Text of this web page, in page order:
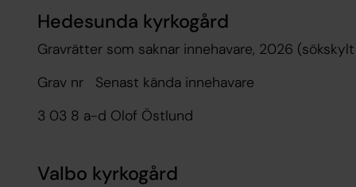
Hedesunda kyrkogård
Gravrätter som saknar innehavare, 2026
Grav nr Senast kända innehavare
3 03 8 a-d Olof Östlund
Valbo kyrkogård